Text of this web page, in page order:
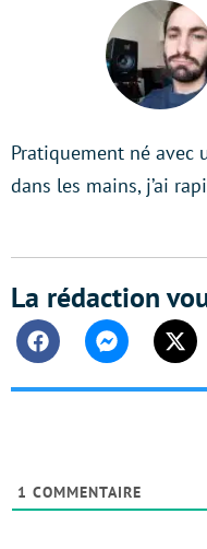
Pratiquement né avec
dans les mains, j’ai
La rédaction
FacebookMessenger
1 COMMENTAIRE